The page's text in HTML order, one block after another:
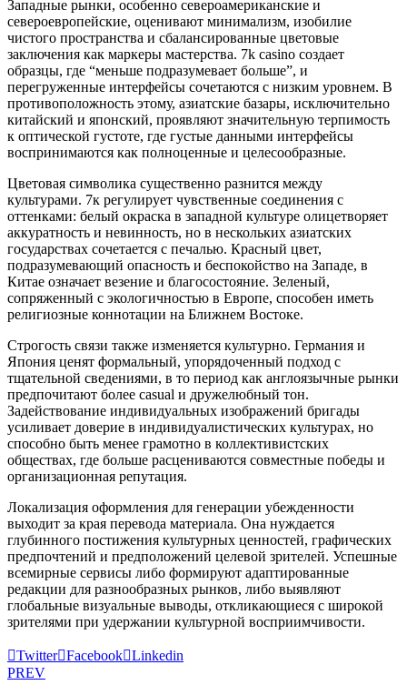
Западные рынки, особенно североамериканские и
североевропейские, оценивают минимализм, изобилие
чистого пространства и сбалансированные цветовые
заключения как маркеры мастерства. 7k casino создает
образцы, где “меньше подразумевает больше”, и
перегруженные интерфейсы сочетаются с низким уровнем. В
противоположность этому, азиатские базары, исключительно
китайский и японский, проявляют значительную терпимость
к оптической густоте, где густые данными интерфейсы
воспринимаются как полноценные и целесообразные.
Цветовая символика существенно разнится между
культурами. 7к регулирует чувственные соединения с
оттенками: белый окраска в западной культуре олицетворяет
аккуратность и невинность, но в нескольких азиатских
государствах сочетается с печалью. Красный цвет,
подразумевающий опасность и беспокойство на Западе, в
Китае означает везение и благосостояние. Зеленый,
сопряженный с экологичностью в Европе, способен иметь
религиозные коннотации на Ближнем Востоке.
Строгость связи также изменяется культурно. Германия и
Япония ценят формальный, упорядоченный подход с
тщательной сведениями, в то период как англоязычные рынки
предпочитают более casual и дружелюбный тон.
Задействование индивидуальных изображений бригады
усиливает доверие в индивидуалистических культурах, но
способно быть менее грамотно в коллективистских
обществах, где больше расцениваются совместные победы и
организационная репутация.
Локализация оформления для генерации убежденности
выходит за края перевода материала. Она нуждается
глубинного постижения культурных ценностей, графических
предпочтений и предположений целевой зрителей. Успешные
всемирные сервисы либо формируют адаптированные
редакции для разнообразных рынков, либо выявляют
глобальные визуальные выводы, откликающиеся с широкой
зрителями при удержании культурной восприимчивости.
Twitter Facebook Linkedin
PREV